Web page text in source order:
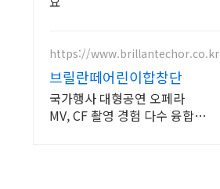
https://www.brillantechor.co.kr
브릴란떼어린이합창단
국가행사 대형공연 오페라
MV, CF 촬영 경험 다수 융합